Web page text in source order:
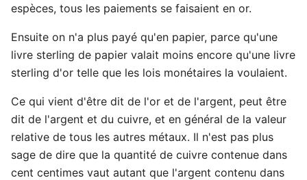
espèces, tous les paiements se faisaient en or.
Ensuite on n'a plus payé qu'en papier, parce qu'une
livre sterling de papier valait moins encore qu'une livre
sterling d'or telle que les lois monétaires la voulaient.
Ce qui vient d'être dit de l'or et de l'argent, peut être
dit de l'argent et du cuivre, et en général de la valeur
relative de tous les autres métaux. Il n'est pas plus
sage de dire que la quantité de cuivre contenue dans
cent centimes vaut autant que l'argent contenu dans